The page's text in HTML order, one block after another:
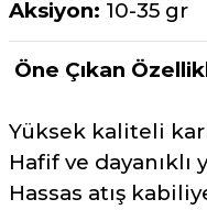
Aksiyon: 10-35 gr
Öne Çıkan
Yüksek kaliteli
Hafif ve dayanıklı
Hassas atış